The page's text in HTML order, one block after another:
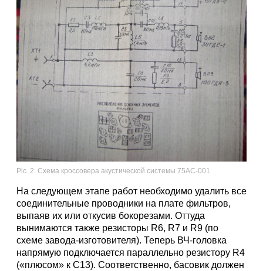
Pic. 2. Схема кроссовера акустической системы 75АС-001
На следующем этапе работ необходимо удалить все
соединительные проводники на плате фильтров,
выпаяв их или откусив бокорезами. Оттуда
вынимаются также резисторы R6, R7 и R9 (по
схеме завода-изготовителя). Теперь ВЧ-головка
напрямую подключается параллельно резистору R4
(«плюсом» к С13). Соответственно, басовик должен